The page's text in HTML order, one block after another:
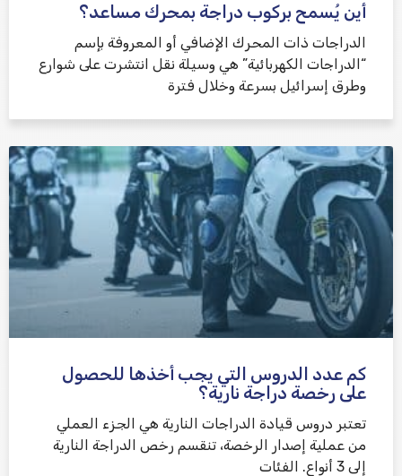
أين يُسمح بركوب دراجة بمحرك مساعد؟
الدراجات ذات المحرك الإضافي أو المعروفة بإسم
“الدراجات الكهربائية” هي وسيلة نقل انتشرت على شوارع
وطرق إسرائيل بسرعة وخلال فترة
كم عدد الدروس التي يجب أخذها للحصول
على رخصة دراجة نارية؟
تعتبر دروس قيادة الدراجات النارية هي الجزء العملي
من عملية إصدار الرخصة، تنقسم رخص الدراجة النارية
إلى 3 أنواع. الفئات